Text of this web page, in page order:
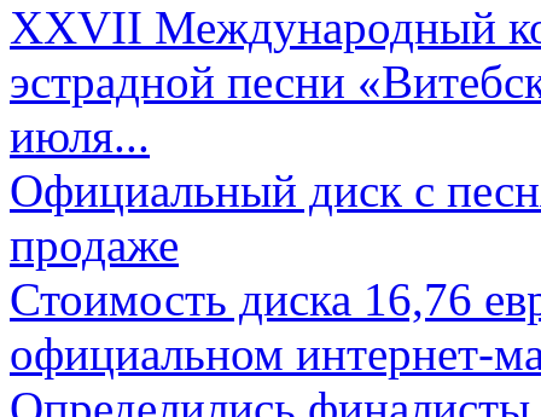
XXVII Международный
эстрадной песни
июля...
Официальный диск с
продаже
Стоимость диска 16,76
официальном интернет-